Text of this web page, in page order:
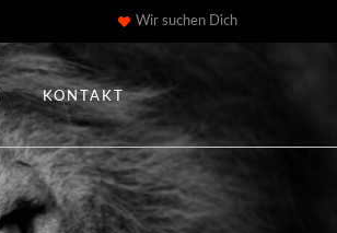
Wir suchen Dich
KONTAKT